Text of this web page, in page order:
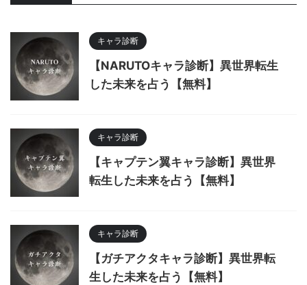
キャラ診断
【NARUTOキャラ診断】異世界転生
した未来を占う【無料】
キャラ診断
【キャプテン翼キャラ診断】異世界
転生した未来を占う【無料】
キャラ診断
【ガチアクタキャラ診断】異世界転
生した未来を占う【無料】